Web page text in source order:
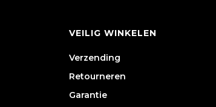
VEILIG WINKELEN
Verzending
Retourneren
Garantie